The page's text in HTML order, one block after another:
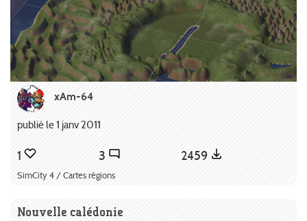
xAm-64
publié le 1 janv 2011
1 3 2459
SimCity 4 / Cartes régions
Nouvelle calédonie